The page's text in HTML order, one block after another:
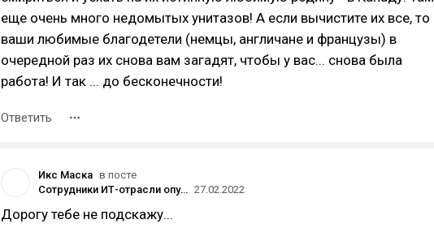
еще очень много недомытых унитазов! А если вычистите их все, то
ваши любимые благодетели (немцы, англичане и французы) в
очередной раз их снова вам загадят, чтобы у вас... снова была
работа! И так ... до бесконечности!
Ответить
Икс Маска в посте
Сотрудники ИТ-отрасли опубликовали открытое письмо против «операции» в Украине — его подписало больше тысячи человек 27.02.2022
Дорогу тебе не подскажу...